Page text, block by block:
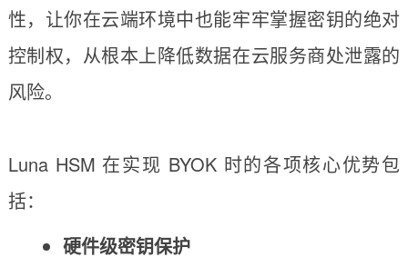
性，让你在云端环境中也能牢牢掌握密钥的绝对
控制权，从根本上降低数据在云服务商处泄露的
风险。
Luna HSM 在实现 BYOK 时的各项核心优势包
括：
硬件级密钥保护